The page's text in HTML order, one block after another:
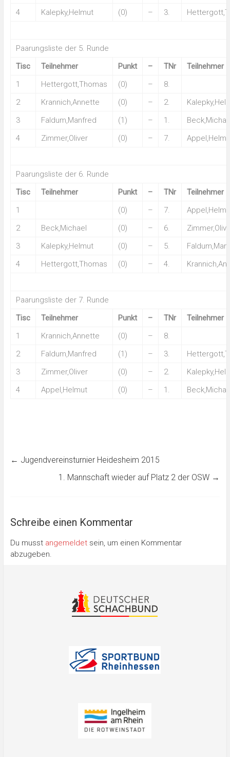
4
Kalepky,Helmut (0) – 3.
Paarungsliste der 5. Runde
Tisc
Teilnehmer Punkt – TNr
Teilnehmer
1
Hettergott,Thomas (0) –
8.
2
Krannich,Annette (0) – 2.
3
Faldum,Manfred (1) – 1.
4
Zimmer,Oliver (0) – 7.
Paarungsliste der 6. Runde
Tisc
Teilnehmer Punkt – TNr
Teilnehmer
1
(0) – 7.
2
Beck,Michael (0) – 6.
3
Kalepky,Helmut (0) – 5.
4
Hettergott,Thomas (0) – 4.
Paarungsliste der 7. Runde
Tisc
Teilnehmer Punkt – TNr
Teilnehmer
1
Krannich,Annette (0) –
8.
2
Faldum,Manfred (1) – 3.
3
Zimmer,Oliver (0) – 2.
4
Appel,Helmut (0) – 1.
← Jugendvereinsturnier Heidesheim 2015
1. Mannschaft wieder auf Platz 2 der OSW →
Schreibe einen Kommentar
Du musst angemeldetsein, um einen Kommentar
abzugeben.